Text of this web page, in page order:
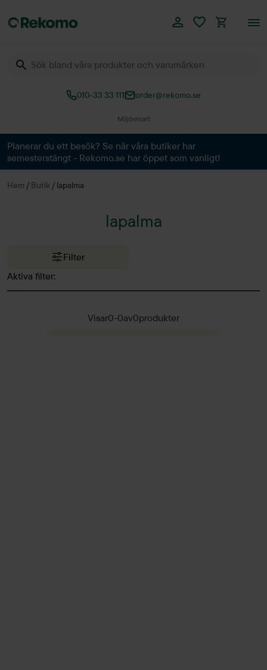
010-33 33 111 order@rekomo.se
Miljösmart
Planerar du ett besök? Se när våra butiker har
semesterstängt - Rekomo.se har öppet som vanligt!
Hem / Butik / lapalma
lapalma
Filter
Aktiva filter:
Visar0-0av0produkter